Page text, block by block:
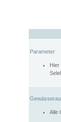
Parameter
Alle